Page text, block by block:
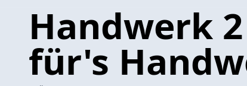
Handwerk
für's